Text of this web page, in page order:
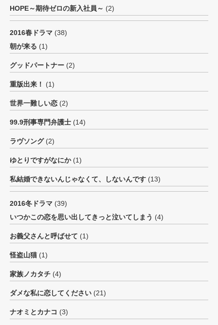
HOPE～期待ゼロの新入社員～ (2)
2016春ドラマ (38)
朝が来る (1)
グッドパートナー (2)
重版出来！ (1)
世界一難しい恋 (2)
99.9刑事専門弁護士 (14)
ラヴソング(2)
ゆとりですがなにか(1)
私結婚できないんじゃなくて、しないんです (13)
2016冬ドラマ (39)
いつかこの恋を思い出してきっと泣いてしまう (4)
お義父さんと呼ばせて (1)
怪盗山猫 (1)
家族ノカタチ (4)
ダメな私に恋してください (21)
ナオミとカナコ (3)